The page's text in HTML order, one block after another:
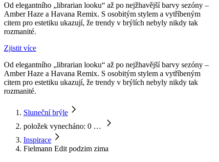
Od elegantního „librarian looku“ až po nejžhavější barvy sezóny –
Amber Haze a Havana Remix. S osobitým stylem a vytříbeným
citem pro estetiku ukazují, že trendy v brýlích nebyly nikdy tak
rozmanité.
Zjistit více
Od elegantního „librarian looku“ až po nejžhavější barvy sezóny –
Amber Haze a Havana Remix. S osobitým stylem a vytříbeným
citem pro estetiku ukazují, že trendy v brýlích nebyly nikdy tak
rozmanité.
Sluneční brýle
položek vynecháno: 0 …
Inspirace
Fielmann Edit podzim zima